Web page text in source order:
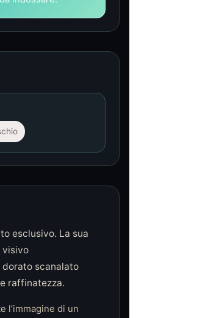
esclusivo. La sua
visivo
dorato scanalato
raffinatezza.
l’immagine di un